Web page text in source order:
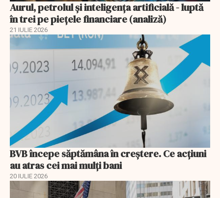
Aurul, petrolul şi inteligenţa artificială - luptă
în trei pe piețele financiare (analiză)
21 IULIE 2026
BVB începe săptămâna în creștere. Ce acțiuni
au atras cei mai mulți bani
20 IULIE 2026